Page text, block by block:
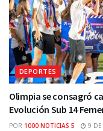
DEPORTES
Olimpia se consagró
Evolución Sub 14
POR 1000 NOTICIAS 5 9